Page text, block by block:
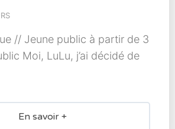
// Jeune public à partir de 3
Moi, LuLu, j’ai décidé de
En savoir +